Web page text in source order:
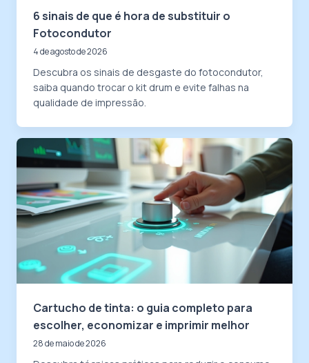
6 sinais de que é hora de substituir o
Fotocondutor
4 de agosto de 2026
Descubra os sinais de desgaste do fotocondutor,
saiba quando trocar o kit drum e evite falhas na
qualidade de impressão.
Cartucho de tinta: o guia completo para
escolher, economizar e imprimir melhor
28 de maio de 2026